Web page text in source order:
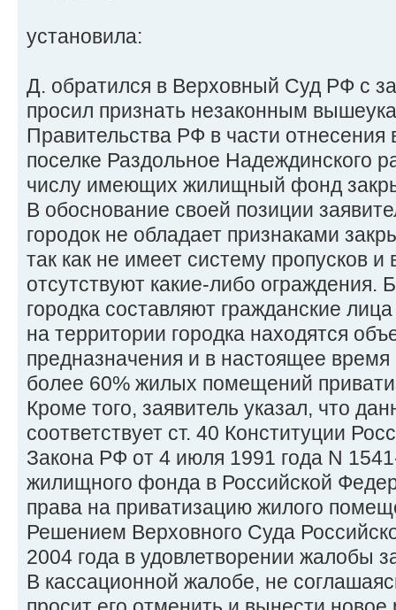
установила:
Д. обратился в Верховный Суд РФ с
просил признать незаконным
Правительства РФ в части отнесения
поселке Раздольное Надеждинского
числу имеющих жилищный фонд
В обоснование своей позиции
городок не обладает признаками
так как не имеет систему пропусков и
отсутствуют какие-либо ограждения.
городка составляют гражданские
на территории городка находятся
предназначения и в настоящее
более 60% жилых помещений
Кроме того, заявитель указал, что
соответствует ст. 40 Конституции
Закона РФ от 4 июля 1991 года N
жилищного фонда в Российской
права на приватизацию жилого
Решением Верховного Суда
2004 года в удовлетворении жалобы
В кассационной жалобе, не